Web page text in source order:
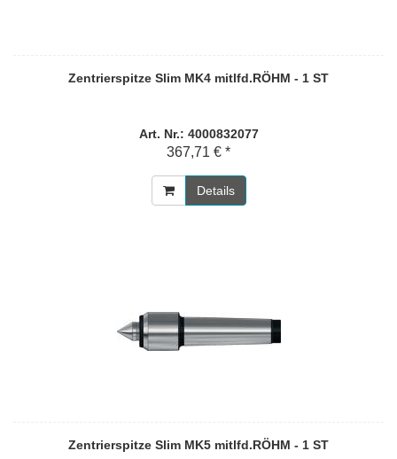
Zentrierspitze Slim MK4 mitlfd.RÖHM - 1 ST
Art. Nr.: 4000832077
367,71 € *
Details
Zentrierspitze Slim MK5 mitlfd.RÖHM - 1 ST